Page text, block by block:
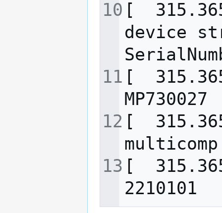
[
device
[
[
[